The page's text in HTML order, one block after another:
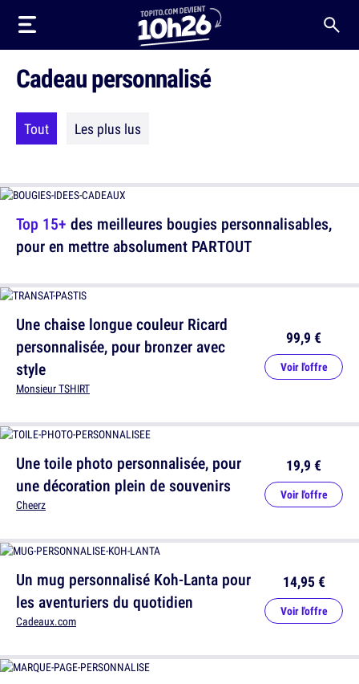
Cadeau personnalisé
Tout Les plus lus
Top 15+ des meilleures bougies personnalisables,
pour en mettre absolument PARTOUT
Une chaise longue couleur Ricard
personnalisée, pour bronzer avec
style
Monsieur TSHIRT
99,9 €
Voir l'offre
Un mug personnalisé Koh-Lanta pour
les aventuriers du quotidien
Cadeaux.com
14,95 €
Voir l'offre
Une toile photo personnalisée, pour
une décoration plein de souvenirs
Cheerz
19,9 €
Voir l'offre